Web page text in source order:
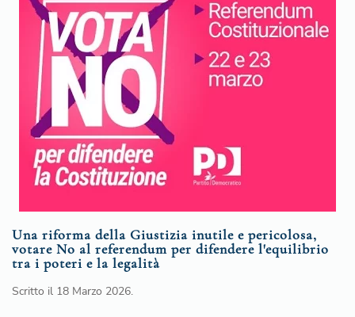
Una riforma della Giustizia inutile e pericolosa,
votare No al referendum per difendere l'equilibrio
tra i poteri e la legalità
Scritto il 18 Marzo 2026.